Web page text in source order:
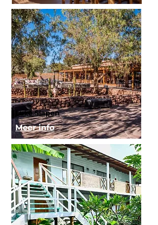
Luxe Slapen
Meer info